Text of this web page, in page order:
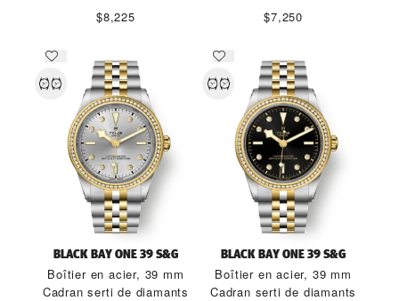
$8,225
$7,250
BLACK BAY ONE 39 S&G
Boîtier en acier, 39 mm
Cadran serti de diamants
BLACK BAY ONE 39 S&G
Boîtier en acier, 39 mm
Cadran serti de diamants